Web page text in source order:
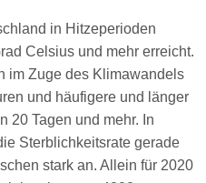
in Hitzeperioden
Celsius und mehr erreicht.
im Zuge des Klimawandels
und häufigere und länger
20 Tagen und mehr. In
Sterblichkeitsrate gerade
stark an. Allein für 2020